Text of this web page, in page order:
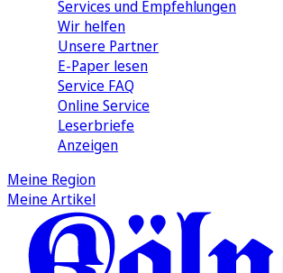
Services und Empfehlungen
Wir helfen
Unsere Partner
E-Paper lesen
Service FAQ
Online Service
Leserbriefe
Anzeigen
Meine Region
Meine Artikel